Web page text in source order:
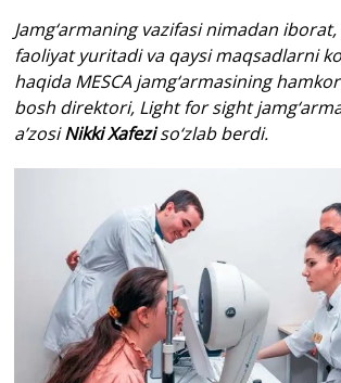
Jamg‘armaning vazifasi nimadan
faoliyat yuritadi va qaysi maqsadlarni
haqida MESCA jamg‘armasining
bosh direktori, Light for sight
a’zosiNikki Xafeziso‘zlab berdi.